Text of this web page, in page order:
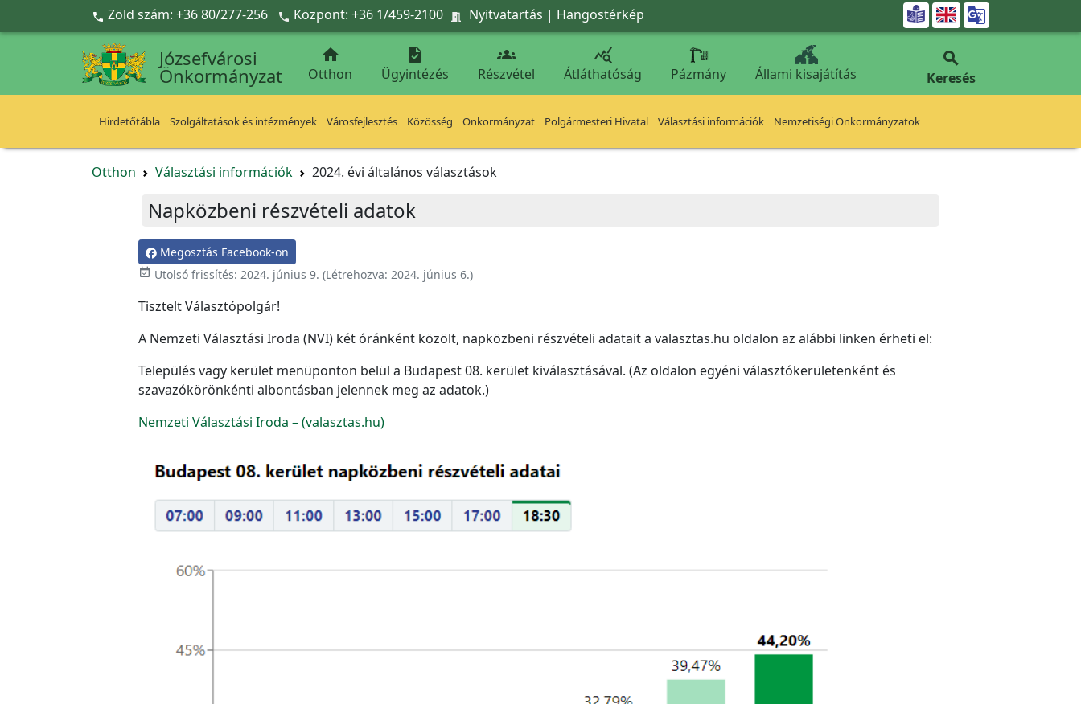
Ugrás a fő tartalomra
 Zöld szám: +36 80/277-256  Központ: +36 1/459-2100  Nyitvatartás | Hangostérkép 
Józsefvárosi
Önkormányzat

Otthon

Ügyintézés

Részvétel

Átláthatóság Pázmány Állami kisajátítás

Keresés
Hirdetőtábla Szolgáltatások és intézmények Városfejlesztés Közösség Önkormányzat Polgármesteri Hivatal Választási információk Nemzetiségi Önkormányzatok
Otthon Választási információk 2024. évi általános választások
Napközbeni részvételi adatok
Megosztás Facebook-on
event_available Utolsó frissítés: 2024. június 9. (Létrehozva: 2024. június 6.)
Tisztelt Választópolgár!
A Nemzeti Választási Iroda (NVI) két óránként közölt, napközbeni részvételi adatait a valasztas.hu oldalon az alábbi linken érheti el:
Település vagy kerület menüponton belül a Budapest 08. kerület kiválasztásával. (Az oldalon egyéni választókerületenként és
szavazókörönkénti albontásban jelennek meg az adatok.)
Nemzeti Választási Iroda – (valasztas.hu)